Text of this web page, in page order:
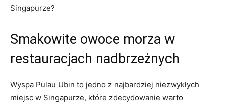
Singapurze?
Smakowite⁢ owoce⁣ morza w⁢
restauracjach nadbrzeżnych
Wyspa Pulau ‌Ubin to jedno z najbardziej niezwykłych ​
miejsc ⁤w Singapurze, które zdecydowanie‌ warto